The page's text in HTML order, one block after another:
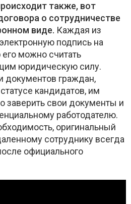
также, вот
о сотрудничестве
виде. Каждая из
подпись на
можно считать
юридическую силу.
документов граждан,
кандидатов, им
заверить свои документы и
работодателю.
оригинальный
сотруднику всегда
официального